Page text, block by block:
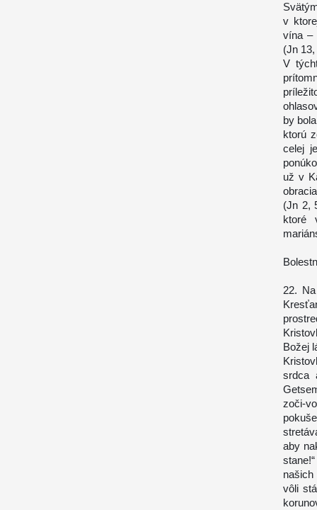
v
vína –
(Jn
V
by
ktorú
celej
už v
(Jn 2,
ktoré
22.
Božej
srdca
zoči-
aby
vôli